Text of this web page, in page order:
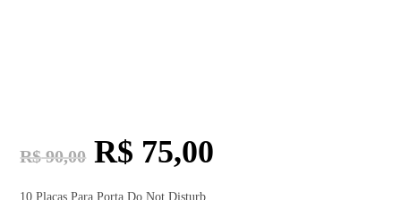
R$90,00 R$ 75,00
10 Placas Para Porta Do Not Disturb